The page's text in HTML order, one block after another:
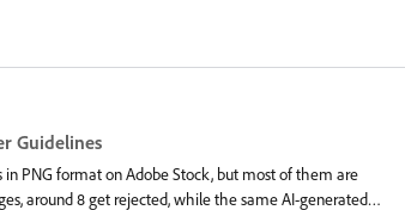
또는 아티팩트, 노이즈가 있습니다.&nbsp;여기에서 기
하는 컨텐츠의 유형에 대해 자세히 알아보려면&nbsp;
대한 구체적인 피드백을 찾고 있는 경우,&nbsp;비평
Guidelines
PNG format on Adobe Stock, but most of them are
around 8 get rejected, while the same AI-generated